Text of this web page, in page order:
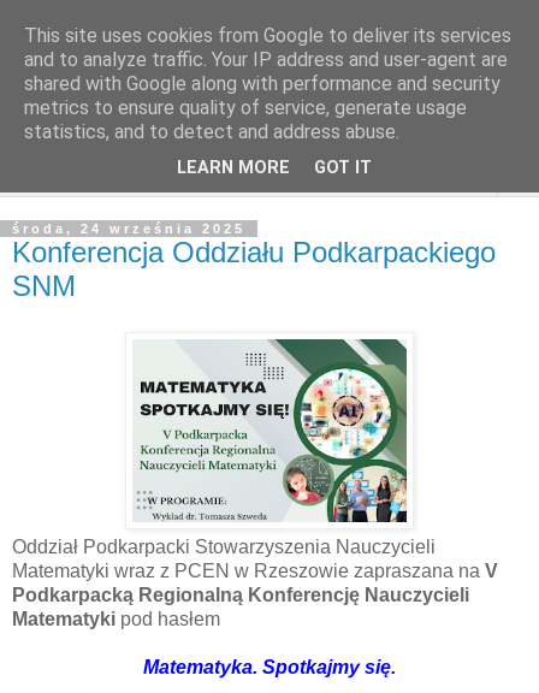
środa, 24 września 2025
Konferencja Oddziału Podkarpackiego
SNM
Oddział Podkarpacki Stowarzyszenia Nauczycieli
Matematyki wraz z PCEN w Rzeszowie zapraszana na V
Podkarpacką Regionalną Konferencję Nauczycieli
Matematyki pod hasłem
Matematyka. Spotkajmy się.
This site uses cookies from Google to deliver its services
and to analyze traffic. Your IP address and user-agent are
shared with Google along with performance and security
metrics to ensure quality of service, generate usage
statistics, and to detect and address abuse.
LEARN MORE GOT IT